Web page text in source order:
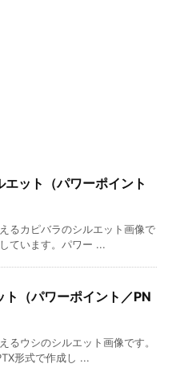
エット（パワーポイント
るカピバラのシルエット画像で
ています。パワー ...
ト（パワーポイント／PN
るウシのシルエット画像です。
形式で作成し ...